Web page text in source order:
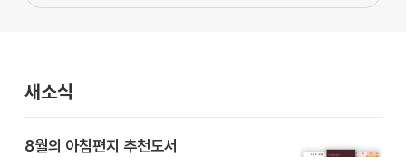
새소식
8월의 아침편지 추천도서